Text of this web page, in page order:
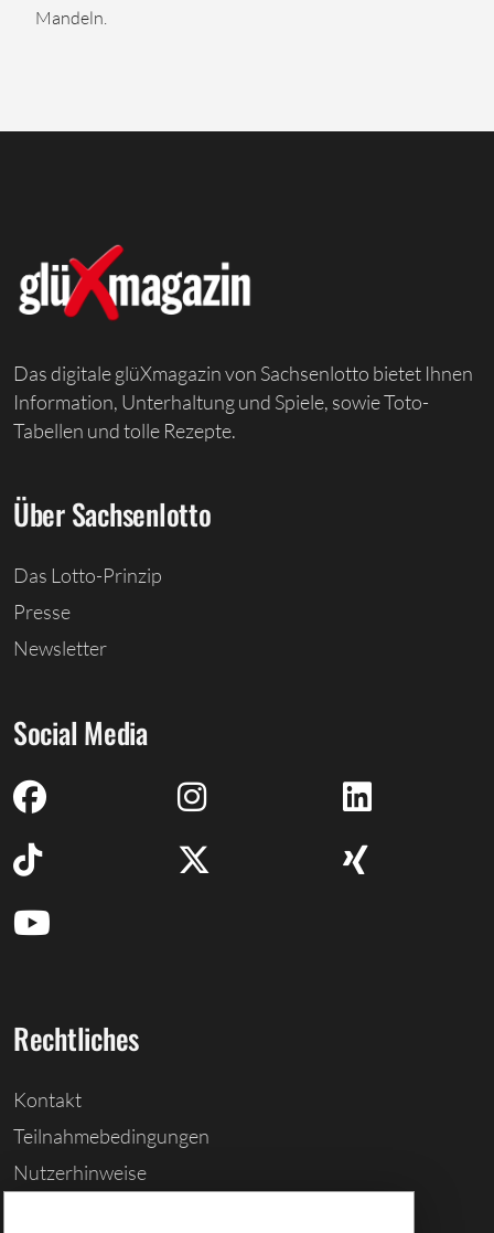
Mandeln.
Das digitale glüXmagazin von Sachsenlotto bietet Ihnen
Information, Unterhaltung und Spiele, sowie Toto-
Tabellen und tolle Rezepte.
Über Sachsenlotto
Das Lotto-Prinzip
Presse
Newsletter
Social Media
Rechtliches
Kontakt
Teilnahmebedingungen
Nutzerhinweise